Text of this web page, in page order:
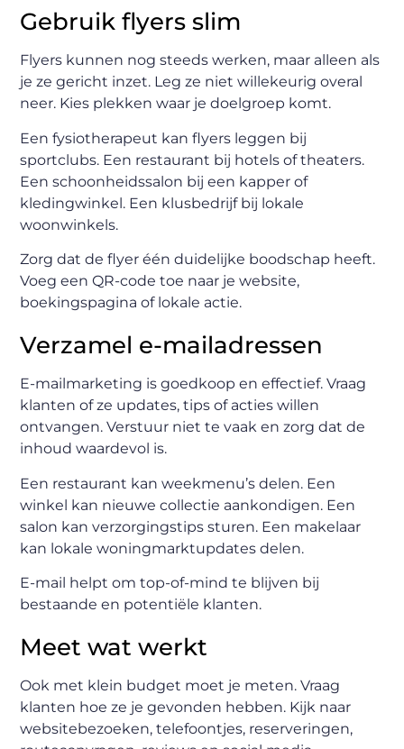
Gebruik flyers slim
Flyers kunnen nog steeds werken, maar alleen als
je ze gericht inzet. Leg ze niet willekeurig overal
neer. Kies plekken waar je doelgroep komt.
Een fysiotherapeut kan flyers leggen bij
sportclubs. Een restaurant bij hotels of theaters.
Een schoonheidssalon bij een kapper of
kledingwinkel. Een klusbedrijf bij lokale
woonwinkels.
Zorg dat de flyer één duidelijke boodschap heeft.
Voeg een QR-code toe naar je website,
boekingspagina of lokale actie.
Verzamel e-mailadressen
E-mailmarketing is goedkoop en effectief. Vraag
klanten of ze updates, tips of acties willen
ontvangen. Verstuur niet te vaak en zorg dat de
inhoud waardevol is.
Een restaurant kan weekmenu’s delen. Een
winkel kan nieuwe collectie aankondigen. Een
salon kan verzorgingstips sturen. Een makelaar
kan lokale woningmarktupdates delen.
E-mail helpt om top-of-mind te blijven bij
bestaande en potentiële klanten.
Meet wat werkt
Ook met klein budget moet je meten. Vraag
klanten hoe ze je gevonden hebben. Kijk naar
websitebezoeken, telefoontjes, reserveringen,